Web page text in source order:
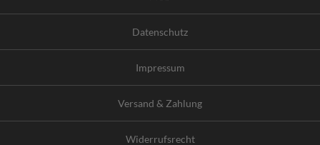
Datenschutz
Impressum
Versand & Zahlung
Widerrufsrecht